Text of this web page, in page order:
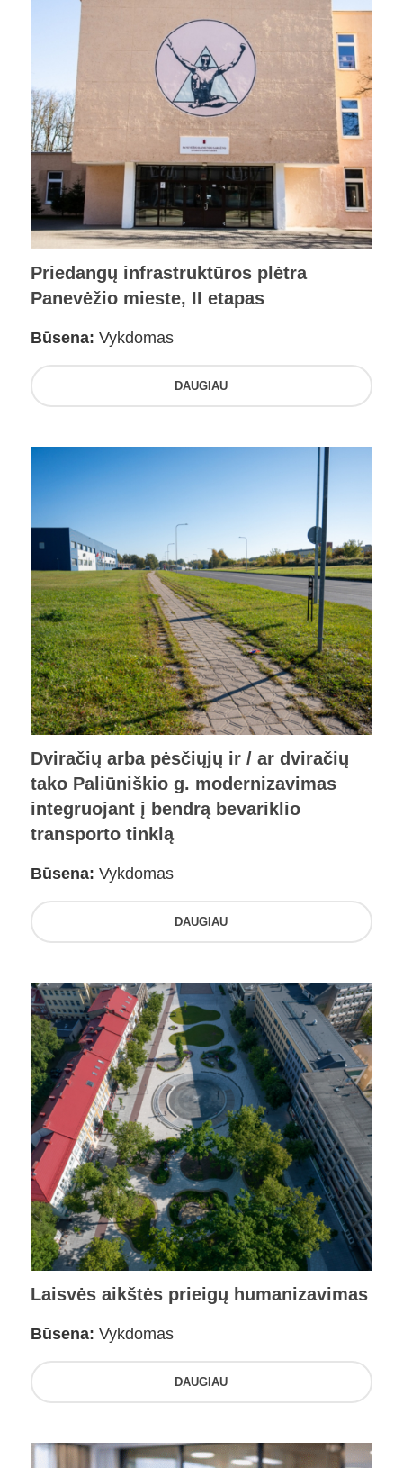
Priedangų infrastruktūros plėtra
Panevėžio mieste, II etapas
Būsena: Vykdomas
DAUGIAU
Dviračių arba pėsčiųjų ir / ar dviračių
tako Paliūniškio g. modernizavimas
integruojant į bendrą bevariklio
transporto tinklą
Būsena: Vykdomas
DAUGIAU
Laisvės aikštės prieigų humanizavimas
Būsena: Vykdomas
DAUGIAU